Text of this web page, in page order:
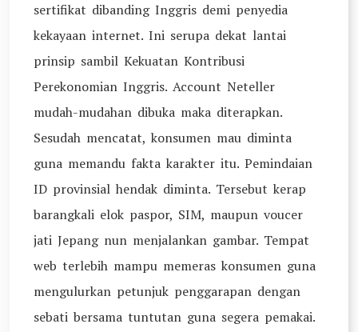
sertifikat dibanding Inggris demi penyedia
kekayaan internet. Ini serupa dekat lantai
prinsip sambil Kekuatan Kontribusi
Perekonomian Inggris. Account Neteller
mudah-mudahan dibuka maka diterapkan.
Sesudah mencatat, konsumen mau diminta
guna memandu fakta karakter itu. Pemindaian
ID provinsial hendak diminta. Tersebut kerap
barangkali elok paspor, SIM, maupun voucer
jati Jepang nun menjalankan gambar. Tempat
web terlebih mampu memeras konsumen guna
mengulurkan petunjuk penggarapan dengan
sebati bersama tuntutan guna segera pemakai.